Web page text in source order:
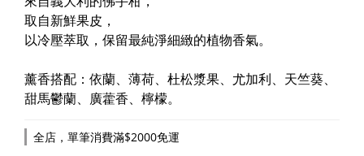
取自新鮮果皮，
以冷壓萃取，保留最純淨細緻的植物香氣。
薰香搭配：依蘭、薄荷、杜松漿果、尤加利、天竺葵、
甜馬鬱蘭、廣藿香、檸檬。
全店，單筆消費滿$2000免運